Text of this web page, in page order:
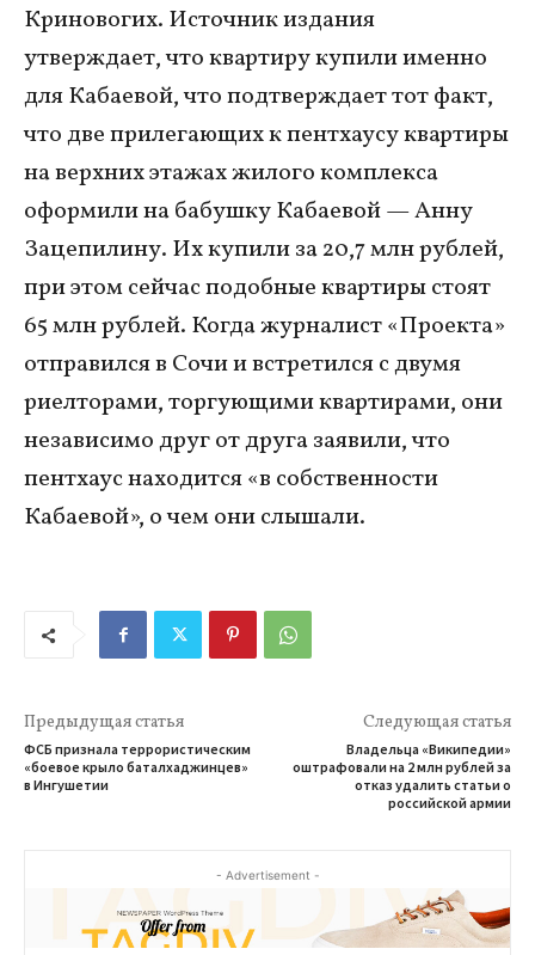
Криновогих. Источник издания
утверждает, что квартиру купили именно
для Кабаевой, что подтверждает тот факт,
что две прилегающих к пентхаусу квартиры
на верхних этажах жилого комплекса
оформили на бабушку Кабаевой — Анну
Зацепилину. Их купили за 20,7 млн рублей,
при этом сейчас подобные квартиры стоят
65 млн рублей. Когда журналист «Проекта»
отправился в Сочи и встретился с двумя
риелторами, торгующими квартирами, они
независимо друг от друга заявили, что
пентхаус находится «в собственности
Кабаевой», о чем они слышали.
Предыдущая статья
ФСБ признала террористическим
«боевое крыло баталхаджинцев»
в Ингушетии
Следующая статья
Владельца «Википедии»
оштрафовали на 2 млн рублей за
отказ удалить статьи о
российской армии
- Advertisement -